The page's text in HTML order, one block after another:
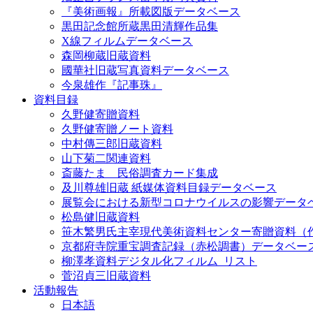
『美術画報』所載図版データベース
黒田記念館所蔵黒田清輝作品集
X線フィルムデータベース
森岡柳蔵旧蔵資料
國華社旧蔵写真資料データベース
今泉雄作『記事珠』
資料目録
久野健寄贈資料
久野健寄贈ノート資料
中村傳三郎旧蔵資料
山下菊二関連資料
斎藤たま 民俗調査カード集成
及川尊雄旧蔵 紙媒体資料目録データベース
展覧会における新型コロナウイルスの影響データ
松島健旧蔵資料
笹木繁男氏主宰現代美術資料センター寄贈資料（
京都府寺院重宝調査記録（赤松調書）データベー
柳澤孝資料デジタル化フィルム_リスト
菅沼貞三旧蔵資料
活動報告
日本語